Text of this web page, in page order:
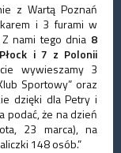
z Wartą Poznań
i 3 furami w
nami tego dnia 8
i 7 z Polonii
wywieszamy 3
Sportowy” oraz
dzięki dla Petry i
podać, że na dzień
23 marca), na
148 osób.”